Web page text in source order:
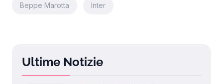
Beppe Marotta Inter
Ultime Notizie